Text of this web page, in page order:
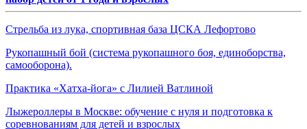
Стрельба из лука, спортивная база ЦСКА Лефортово
Рукопашный бой (система рукопашного боя, единоборства,
самооборона).
Практика «Хатха-йога» с Лилией Ватлиной
Лыжероллеры в Москве: обучение с нуля и подготовка к
соревнованиям для детей и взрослых